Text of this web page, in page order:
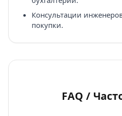
Консультации
покупки.
FAQ /